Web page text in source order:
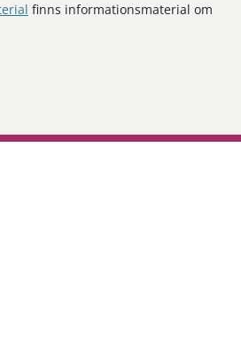
finns informationsmaterial om
delningsalternativ.